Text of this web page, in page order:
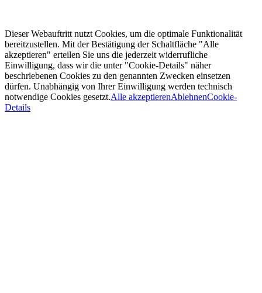
Dieser Webauftritt nutzt Cookies, um die optimale Funktionalität
bereitzustellen. Mit der Bestätigung der Schaltfläche "Alle
akzeptieren" erteilen Sie uns die jederzeit widerrufliche
Einwilligung, dass wir die unter "Cookie-Details" näher
beschriebenen Cookies zu den genannten Zwecken einsetzen
dürfen. Unabhängig von Ihrer Einwilligung werden technisch
notwendige Cookies gesetzt.Alle akzeptierenAblehnenCookie-
Details